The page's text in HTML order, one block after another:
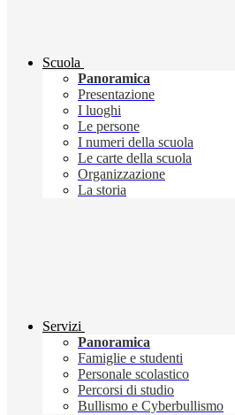
Scuola
Panoramica
Presentazione
I luoghi
Le persone
I numeri della scuola
Le carte della scuola
Organizzazione
La storia
Servizi
Panoramica
Famiglie e studenti
Personale scolastico
Percorsi di studio
Bullismo e Cyberbullismo